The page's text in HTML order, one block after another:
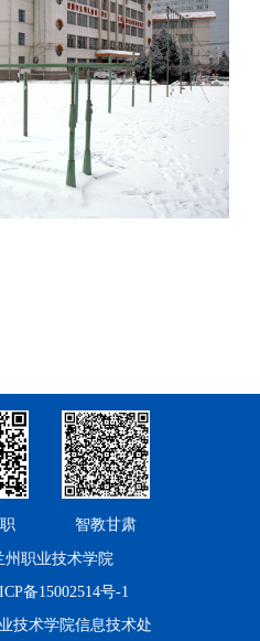
智教甘肃
州职业技术学院
备15002514号-1
技术学院信息技术处